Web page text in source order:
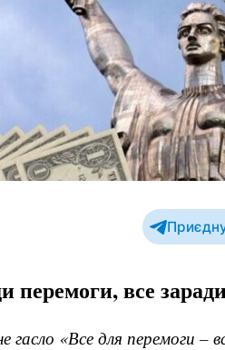
перемоги, все
гасло «Все для перемоги –